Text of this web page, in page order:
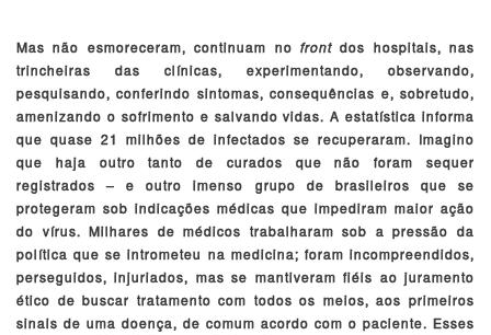
Mas não esmoreceram, continuam no frontdos hospitais, nas
trincheiras das clínicas, experimentando, observando,
pesquisando, conferindo sintomas, consequências e, sobretudo,
amenizando o sofrimento e salvando vidas. A estatística informa
que quase 21 milhões de infectados se recuperaram. Imagino
que haja outro tanto de curados que não foram sequer
registrados – e outro imenso grupo de brasileiros que se
protegeram sob indicações médicas que impediram maior ação
do vírus. Milhares de médicos trabalharam sob a pressão da
política que se intrometeu na medicina; foram incompreendidos,
perseguidos, injuriados, mas se mantiveram fiéis ao juramento
ético de buscar tratamento com todos os meios, aos primeiros
sinais de uma doença, de comum acordo com o paciente. Esses